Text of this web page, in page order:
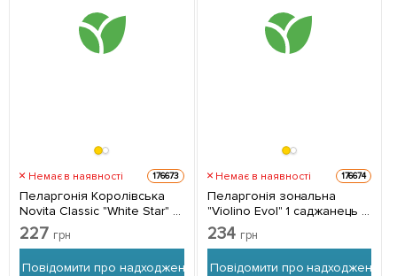
Немає в наявності 176673
Пеларгонія Королівська
Novita Classic "White Star" 1
саджанець в упаковці
227 грн
Повідомити про надходження
Немає в наявності 176674
Пеларгонія зональна
"Violino Evol" 1 саджанець в
упаковці
234 грн
Повідомити про надходження